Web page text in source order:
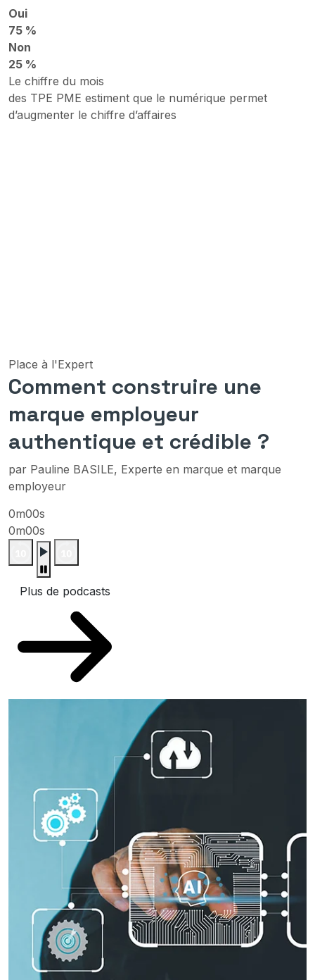
Oui
75 %
Non
25 %
Le chiffre du mois
des TPE PME estiment que le numérique permet
d’augmenter le chiffre d’affaires
Place à l'Expert
Comment construire une
marque employeur
authentique et crédible ?
par Pauline BASILE, Experte en marque et marque
employeur
0m00s
0m00s
Plus de podcasts